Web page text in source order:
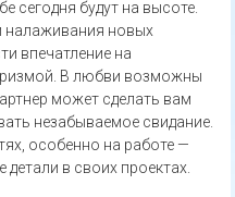
сегодня будут на высоте.
налаживания новых
впечатление на
В любви возможны
может сделать вам
незабываемое свидание.
особенно на работе —
в своих проектах.